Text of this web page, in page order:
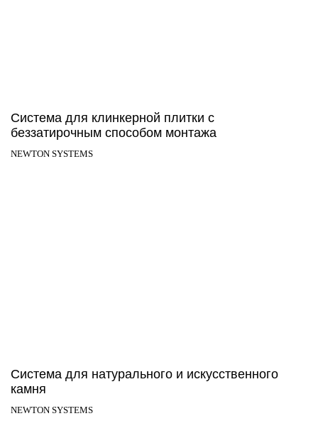
Система для клинкерной плитки с
беззатирочным способом монтажа
NEWTON SYSTEMS
Система для натурального и искусственного
камня
NEWTON SYSTEMS